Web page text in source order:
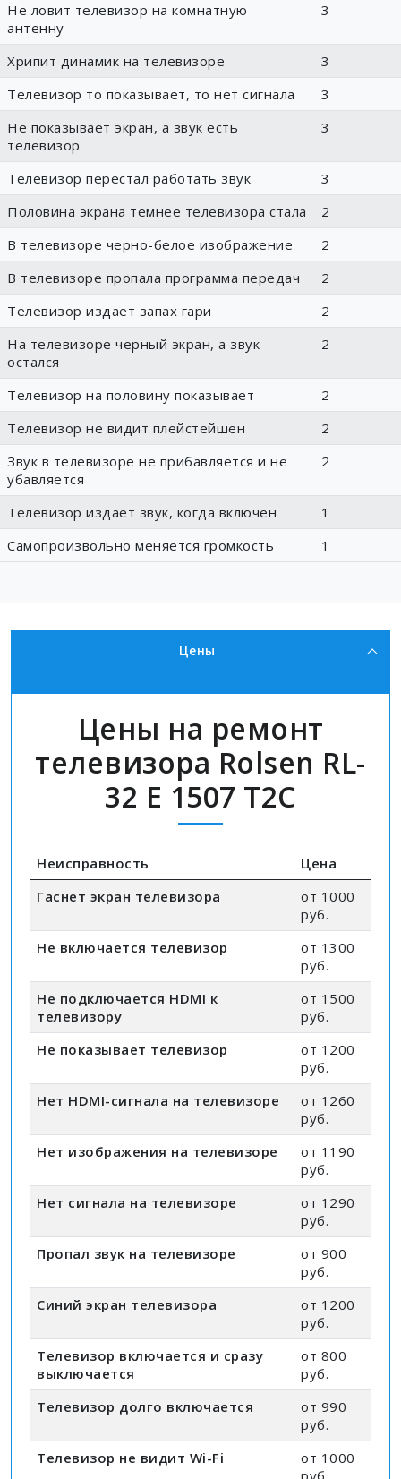
Не ловит телевизор на комнатную
антенну
3
Хрипит динамик на телевизоре
3
Телевизор то показывает, то нет сигнала
3
Не показывает экран, а звук есть
телевизор
3
Телевизор перестал работать звук
3
Половина экрана темнее телевизора стала
2
В телевизоре черно-белое изображение
2
В телевизоре пропала программа передач
2
Телевизор издает запах гари
2
На телевизоре черный экран, а звук
остался
2
Телевизор на половину показывает
2
Телевизор не видит плейстейшен
2
Звук в телевизоре не прибавляется и не
убавляется
2
Телевизор издает звук, когда включен
1
Самопроизвольно меняется громкость
1
Цены
Цены на ремонт
телевизора Rolsen RL-
32 E 1507 T2C
Неисправность
Цена
Гаснет экран телевизора
от 1000
руб.
Не включается телевизор
от 1300
руб.
Не подключается HDMI к
телевизору
от 1500
руб.
Не показывает телевизор
от 1200
руб.
Нет HDMI-сигнала на телевизоре
от 1260
руб.
Нет изображения на телевизоре
от 1190
руб.
Нет сигнала на телевизоре
от 1290
руб.
Пропал звук на телевизоре
от 900
руб.
Синий экран телевизора
от 1200
руб.
Телевизор включается и сразу
выключается
от 800
руб.
Телевизор долго включается
от 990
руб.
Телевизор не видит Wi-Fi
от 1000